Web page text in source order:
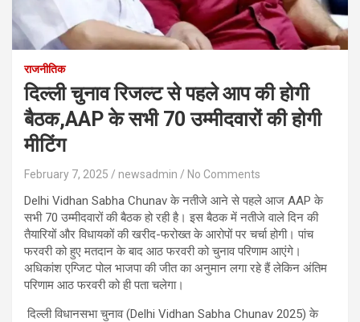
राजनीतिक
दिल्ली चुनाव रिजल्ट से पहले आप की होगी
बैठक,AAP के सभी 70 उम्मीदवारों की होगी
मीटिंग
February 7, 2025 newsadmin No Comments
Delhi Vidhan Sabha Chunav के नतीजे आने से पहले आज AAP के
सभी 70 उम्मीदवारों की बैठक हो रही है। इस बैठक में नतीजे वाले दिन की
तैयारियों और विधायकों की खरीद-फरोख्त के आरोपों पर चर्चा होगी। पांच
फरवरी को हुए मतदान के बाद आठ फरवरी को चुनाव परिणाम आएंगे।
अधिकांश एग्जिट पोल भाजपा की जीत का अनुमान लगा रहे हैं लेकिन अंतिम
परिणाम आठ फरवरी को ही पता चलेगा।
दिल्ली विधानसभा चुनाव (Delhi Vidhan Sabha Chunav 2025) के